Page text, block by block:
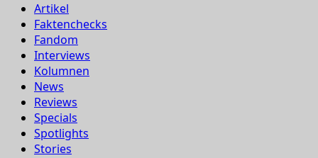
Artikel
Faktenchecks
Fandom
Interviews
Kolumnen
News
Reviews
Specials
Spotlights
Stories